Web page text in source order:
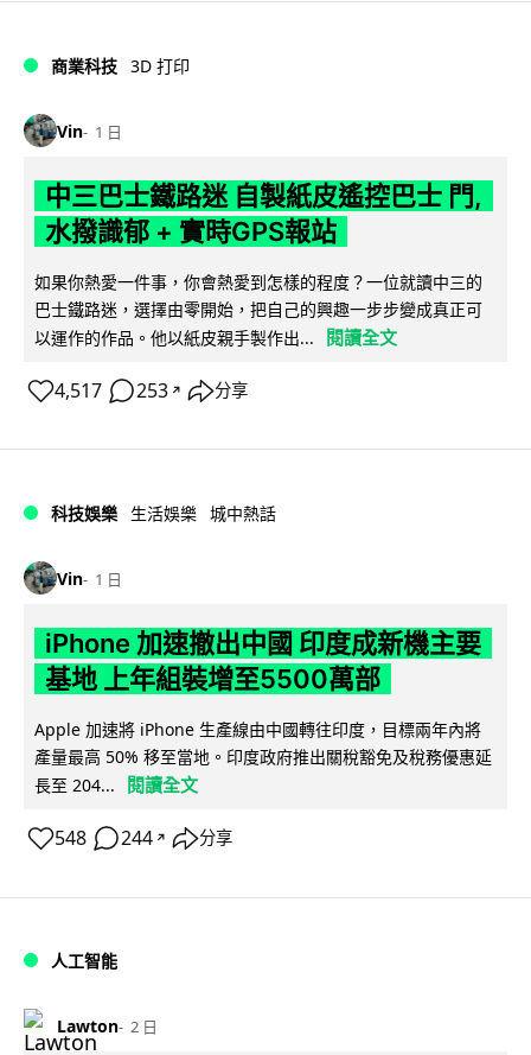
商業科技 3D 打印
Vin 1 日
中三巴士鐵路迷 自製紙皮遙控巴士 門,
水撥識郁 + 實時GPS報站
如果你熱愛一件事，你會熱愛到怎樣的程度？一位就讀中三的
巴士鐵路迷，選擇由零開始，把自己的興趣一步步變成真正可
以運作的作品。他以紙皮親手製作出...
閱讀全文
4,517 253 ↗ 分享
科技娛樂 生活娛樂 城中熱話
Vin 1 日
iPhone 加速撤出中國 印度成新機主要
基地 上年組裝增至5500萬部
Apple 加速將 iPhone 生產線由中國轉往印度，目標兩年內將
產量最高 50% 移至當地。印度政府推出關稅豁免及稅務優惠延
長至 204...
閱讀全文
548 244 ↗ 分享
人工智能
Lawton 2 日